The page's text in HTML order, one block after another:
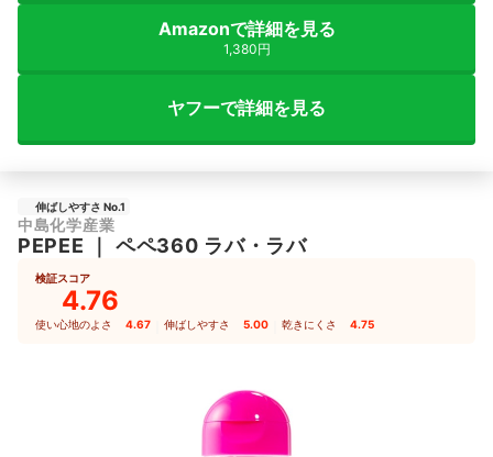
Amazonで詳細を見る
1,380円
ヤフーで詳細を見る
伸ばしやすさ No.1
中島化学産業
PEPEE ペペ360 ラバ・ラバ
検証スコア
4.76
使い心地のよさ 4.67 伸ばしやすさ 5.00 乾きにくさ 4.75